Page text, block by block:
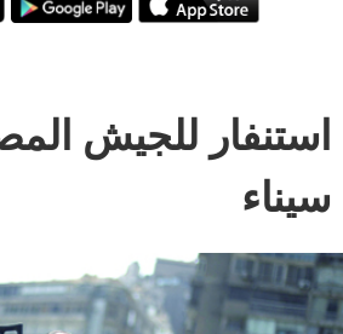
استنفار للجيش
سيناء